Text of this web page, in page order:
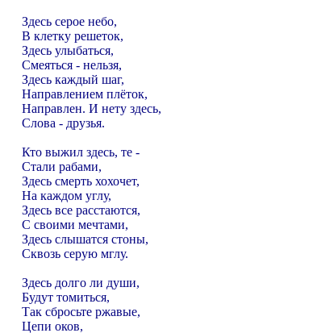
Здесь серое небо,
В клетку решеток,
Здесь улыбаться,
Смеяться - нельзя,
Здесь каждый шаг,
Направлением плёток,
Направлен. И нету здесь,
Слова - друзья.
Кто выжил здесь, те -
Стали рабами,
Здесь смерть хохочет,
На каждом углу,
Здесь все расстаются,
С своими мечтами,
Здесь слышатся стоны,
Сквозь серую мглу.
Здесь долго ли души,
Будут томиться,
Так сбросьте ржавые,
Цепи оков,